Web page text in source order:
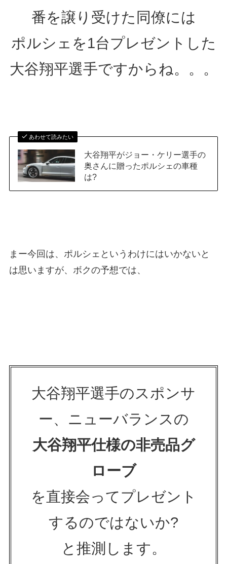
番を譲り受けた同僚には
ポルシェを1台プレゼントした
大谷翔平選手ですからね。。。
あわせて読みたい
大谷翔平がジョー・ケリー選手の
奥さんに贈ったポルシェの車種
は?
まー今回は、ポルシェというわけにはいかないと
は思いますが、ボクの予想では、
大谷翔平選手のスポンサ
ー、ニューバランスの
大谷翔平仕様の非売品グ
ローブ
を直接会ってプレゼント
するのではないか?
と推測します。